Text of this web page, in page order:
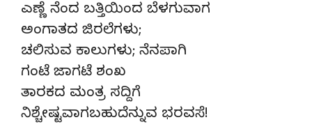
ಎಣ್ಣೆ ನೆಂದ ಬತ್ತಿಯಿಂದ ಬೆಳಗುವಾಗ
ಅಂಗಾತದ ಜಿರಲೆಗಳು;
ಚಲಿಸುವ ಕಾಲುಗಳು; ನೆನಪಾಗಿ
ಗಂಟೆ ಜಾಗಟೆ ಶಂಖ
ತಾರಕದ ಮಂತ್ರ ಸದ್ದಿಗೆ
ನಿಶ್ಚೇಷ್ಟವಾಗಬಹುದೆನ್ನುವ ಭರವಸೆ!